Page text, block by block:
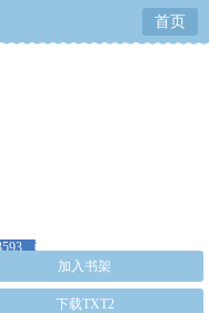
首页
加入书架
下载TXT2